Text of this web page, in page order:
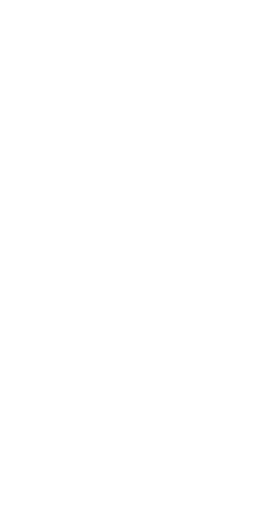
รับจากเลือกตั้ง กรุงเทพฯ – พัทยา
รบ้าง
ดแย้งไทย-กัมพูชา
ต่ปี 2023-2024
มากกว่าเกิด